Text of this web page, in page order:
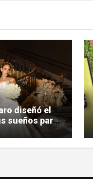
diseñó el
sueños para